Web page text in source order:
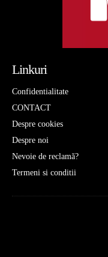
Linkuri
Confidentialitate
CONTACT
Despre cookies
Despre noi
Nevoie de reclamă?
Termeni si conditii